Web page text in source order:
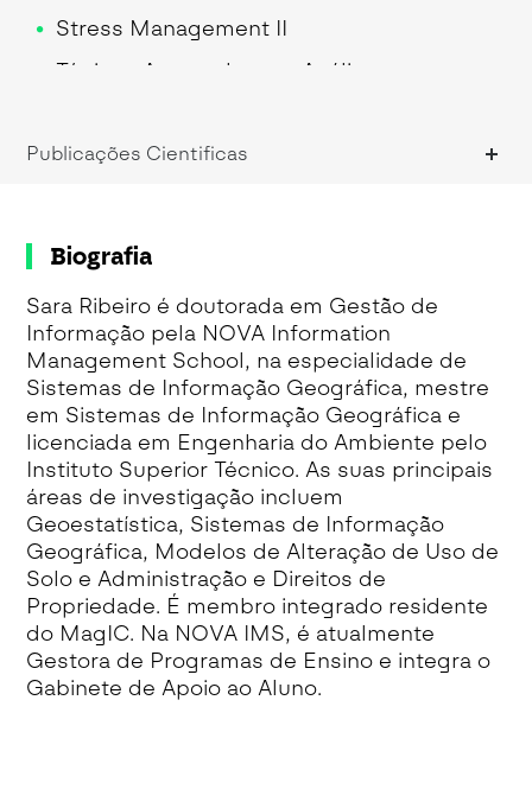
Stress Management II
Tópicos Avançados em Análise
Publicações Cientificas
Biografia
Sara Ribeiro é doutorada em Gestão de
Informação pela NOVA Information
Management School, na especialidade de
Sistemas de Informação Geográfica, mestre
em Sistemas de Informação Geográfica e
licenciada em Engenharia do Ambiente pelo
Instituto Superior Técnico. As suas principais
áreas de investigação incluem
Geoestatística, Sistemas de Informação
Geográfica, Modelos de Alteração de Uso de
Solo e Administração e Direitos de
Propriedade. É membro integrado residente
do MagIC. Na NOVA IMS, é atualmente
Gestora de Programas de Ensino e integra o
Gabinete de Apoio ao Aluno.